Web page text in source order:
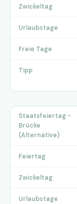
Zwickeltag
Urlaubstage
Freie Tage
Tipp
Staatsfeiertag -
Brücke
(Alternative)
Feiertag
Zwickeltag
Urlaubstage